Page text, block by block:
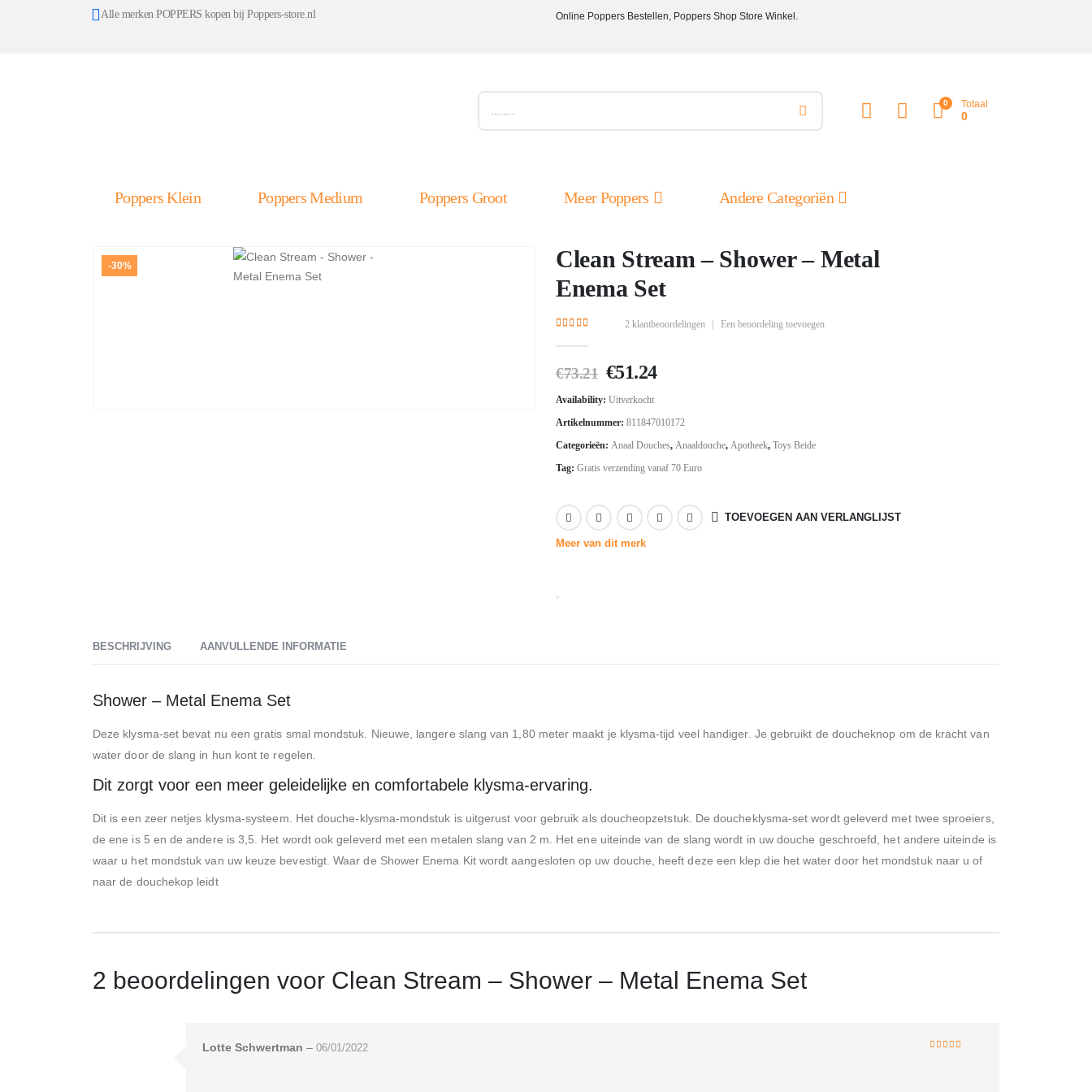
Alle merken POPPERS kopen bij Poppers-store.nl Online Poppers Bestellen, Poppers Shop Store Winkel.
0 Totaal
0
Poppers Klein Poppers Medium Poppers Groot Meer Poppers Andere Categoriën
-30%
Clean Stream – Shower – Metal
Enema Set
2klantbeoordelingen Een beoordeling toevoegen
€73.21 Oorspronkelijke
prijs
was:
€73.21.
€51.24Huidige
€51.24.
Availability: Uitverkocht
Artikelnummer: 811847010172
Categorieën: Anaal Douches, Anaaldouche, Apotheek, Toys Beide
Tag: Gratis verzending vanaf 70 Euro
TOEVOEGEN AAN VERLANGLIJST
Meer van dit merk
BESCHRIJVING AANVULLENDE INFORMATIE
Shower – Metal Enema Set
Deze klysma-set bevat nu een gratis smal mondstuk. Nieuwe, langere slang van 1,80 meter maakt je klysma-tijd veel handiger. Je gebruikt de doucheknop om de kracht van
water door de slang in hun kont te regelen.
Dit zorgt voor een meer geleidelijke en comfortabele klysma-ervaring.
Dit is een zeer netjes klysma-systeem. Het douche-klysma-mondstuk is uitgerust voor gebruik als doucheopzetstuk. De doucheklysma-set wordt geleverd met twee sproeiers,
de ene is 5 en de andere is 3,5. Het wordt ook geleverd met een metalen slang van 2 m. Het ene uiteinde van de slang wordt in uw douche geschroefd, het andere uiteinde is
waar u het mondstuk van uw keuze bevestigt. Waar de Shower Enema Kit wordt aangesloten op uw douche, heeft deze een klep die het water door het mondstuk naar u of
naar de douchekop leidt
2 beoordelingen voor Clean Stream – Shower – Metal Enema Set
Lotte Schwertman – 06/01/2022